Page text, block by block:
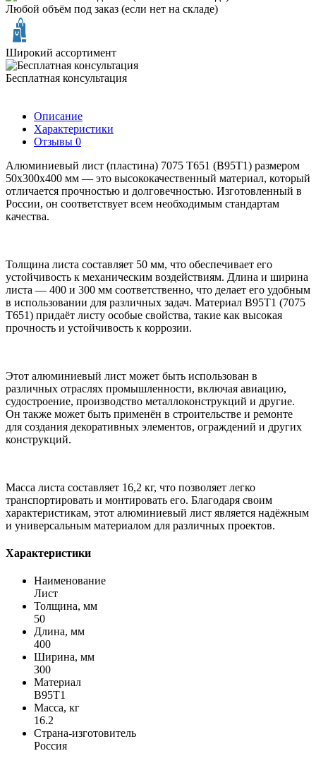
Любой объём под заказ (если нет на складе)
Широкий ассортимент
Бесплатная консультация
Описание
Характеристики
Отзывы 0
Алюминиевый лист (пластина) 7075 Т651 (В95Т1) размером
50х300х400 мм — это высококачественный материал, который
отличается прочностью и долговечностью. Изготовленный в
России, он соответствует всем необходимым стандартам
качества.
Толщина листа составляет 50 мм, что обеспечивает его
устойчивость к механическим воздействиям. Длина и ширина
листа — 400 и 300 мм соответственно, что делает его удобным
в использовании для различных задач. Материал В95Т1 (7075
Т651) придаёт листу особые свойства, такие как высокая
прочность и устойчивость к коррозии.
Этот алюминиевый лист может быть использован в
различных отраслях промышленности, включая авиацию,
судостроение, производство металлоконструкций и другие.
Он также может быть применён в строительстве и ремонте
для создания декоративных элементов, ограждений и других
конструкций.
Масса листа составляет 16,2 кг, что позволяет легко
транспортировать и монтировать его. Благодаря своим
характеристикам, этот алюминиевый лист является надёжным
и универсальным материалом для различных проектов.
Характеристики
Наименование
Лист
Толщина, мм
50
Длина, мм
400
Ширина, мм
300
Материал
В95Т1
Масса, кг
16.2
Страна-изготовитель
Россия